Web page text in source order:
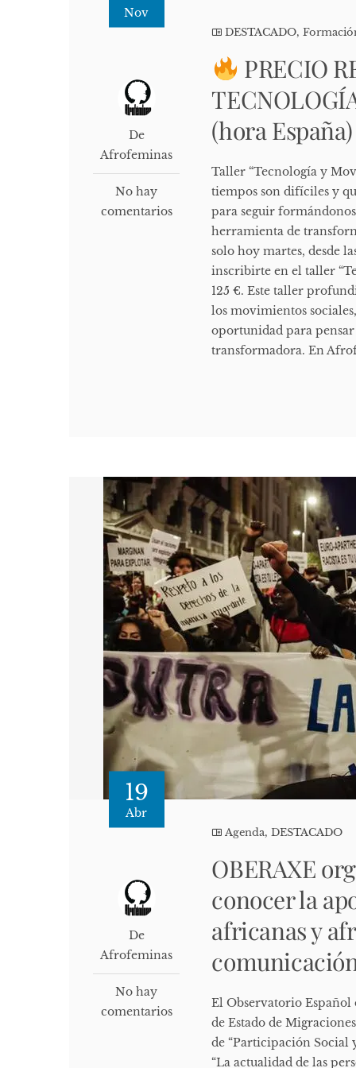
Nov
De
Afrofeminas
No hay
comentarios
DESTACADO,
PRECIO
(hora
Taller “Tecnología y
tiempos son difíciles y
para seguir
herramienta de
solo hoy martes, desde
inscribirte en el taller
125 €. Este taller
los movimientos
oportunidad para
transformadora. En
19
Abr
De
Afrofeminas
No hay
comentarios
Agenda,DESTACADO
OBERAXE
conocer la
africanas y
El Observatorio Español
de Estado de
de “Participación
“La actualidad de las